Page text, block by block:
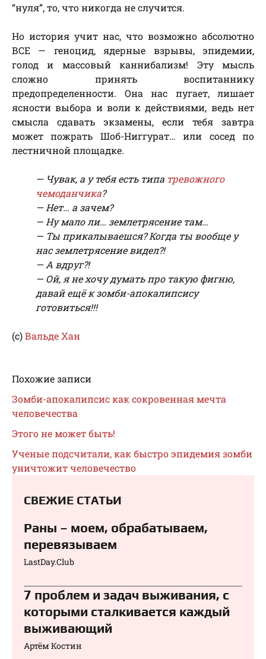
“нуля”, то, что никогда не случится.
Но история учит нас, что возможно абсолютно
ВСЕ — геноцид, ядерные взрывы, эпидемии,
голод и массовый каннибализм! Эту мысль
сложно принять воспитаннику
предопределенности. Она нас пугает, лишает
ясности выбора и воли к действиями, ведь нет
смысла сдавать экзамены, если тебя завтра
может пожрать Шоб-Ниггурат… или сосед по
лестничной площадке.
— Чувак, а у тебя есть типа тревожного
чемоданчика?
— Нет… а зачем?
— Ну мало ли… землетрясение там…
— Ты прикалываешся? Когда ты вообще у
нас землетрясение видел?!
— А вдруг?!
— Ой, я не хочу думать про такую фигню,
давай ещё к зомби-апокалипсису
готовиться!!!
(с)Вальде Хан
Похожие записи
Зомби-апокалипсис как сокровенная мечта
человечества
Этого не может быть!
Ученые подсчитали, как быстро эпидемия зомби
уничтожит человечество
СВЕЖИЕ СТАТЬИ
Раны – моем, обрабатываем,
перевязываем⁠⁠
LastDay.Club
7 проблем и задач выживания, с
которыми сталкивается каждый
выживающий
Артём Костин